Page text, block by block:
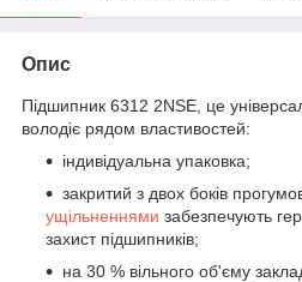
Опис
Підшипник 6312 2NSE, це
володіє рядом властивостей:
індивідуальна упаковка;
закритий з двох боків
ущільненнями забезпечують
захист підшипників;
на 30 % вільного об'єму